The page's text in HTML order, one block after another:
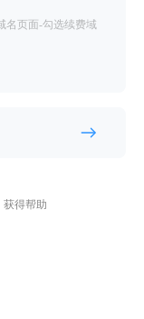
名页面-勾选续费域
获得帮助